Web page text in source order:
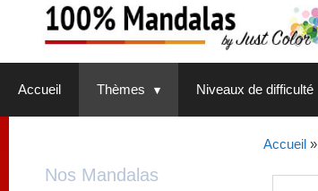
Accueil Thèmes Niveaux de difficulté
Accueil»
Nos Mandalas